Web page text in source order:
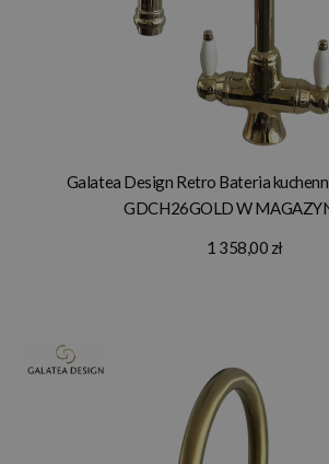
Galatea Design Retro Bateria
GDCH26GOLD W
1 358,00 zł